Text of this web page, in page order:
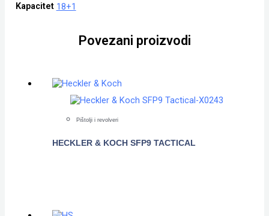
Kapacitet 18+1
Povezani proizvodi
Pištolji i revolveri
HECKLER & KOCH SFP9 TACTICAL